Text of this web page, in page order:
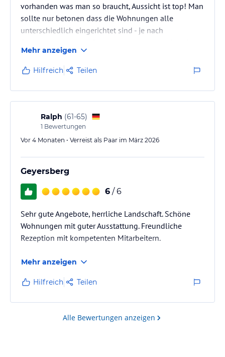
vorhanden was man so braucht, Aussicht ist top! Man
sollte nur betonen dass die Wohnungen alle
unterschiedlich eingerichtet sind - je nach
eine Waschmaschine).
Außenanlage ist schön, Schwimmbad eher kalt aber
die Kids hat es nicht gestört.
Waren einmal Essen abends in der Geyerei, war
lecker.
Mehr anzeigen
Hilfreich Teilen
Ralph (61-65)
1 Bewertungen
Vor 4 Monaten • Verreist als Paar im März 2026
Geyersberg
6 / 6
Sehr gute Angebote, herrliche Landschaft. Schöne
Wohnungen mit guter Ausstattung. Freundliche
Rezeption mit kompetenten Mitarbeitern.
Mehr anzeigen
Hilfreich Teilen
Alle Bewertungen anzeigen